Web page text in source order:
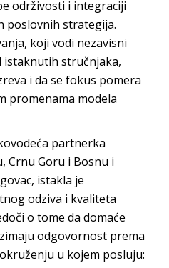
održivosti i integraciji
poslovnih strategija.
koji vodi nezavisni
istaknutih stručnjaka,
i da se fokus pomera
promenama modela
partnerka
Crnu Goru i Bosnu i
istakla je
odziva i kvaliteta
o tome da domaće
odgovornost prema
u kojem posluju: